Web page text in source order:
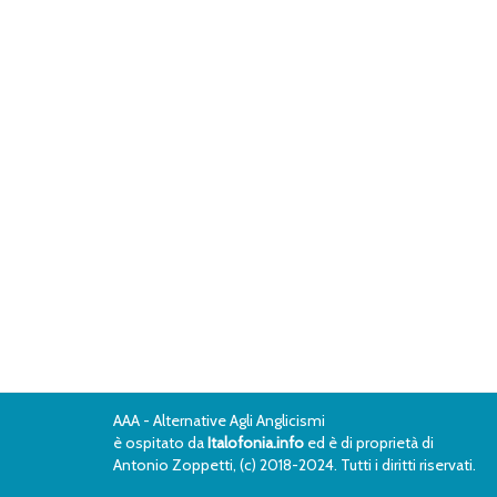
AAA - Alternative Agli Anglicismi
è ospitato daItalofonia.info ed è di proprietà di
Antonio Zoppetti, (c) 2018-2024. Tutti i diritti riservati.